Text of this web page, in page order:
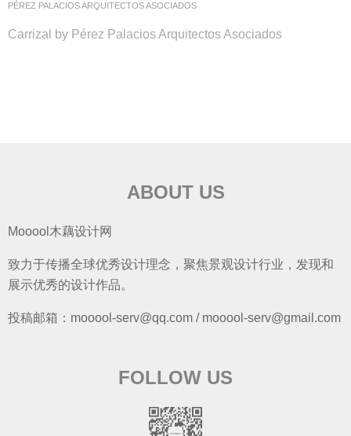
PÉREZ PALACIOS ARQUITECTOS ASOCIADOS
Carrizal by Pérez Palacios Arquitectos Asociados
ABOUT US
Mooool木藕设计网
致力于传播全球优秀设计理念，聚焦景观设计行业，发现和
展示优秀的设计作品。
投稿邮箱：mooool-serv@qq.com / mooool-serv@gmail.com
FOLLOW US